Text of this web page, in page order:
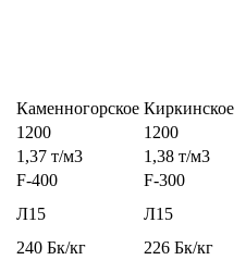
Каменногорское Киркинское
1200
1200
1,37 т/м3
1,38 т/м3
F-400
F-300
Л15
Л15
240 Бк/кг
226 Бк/кг